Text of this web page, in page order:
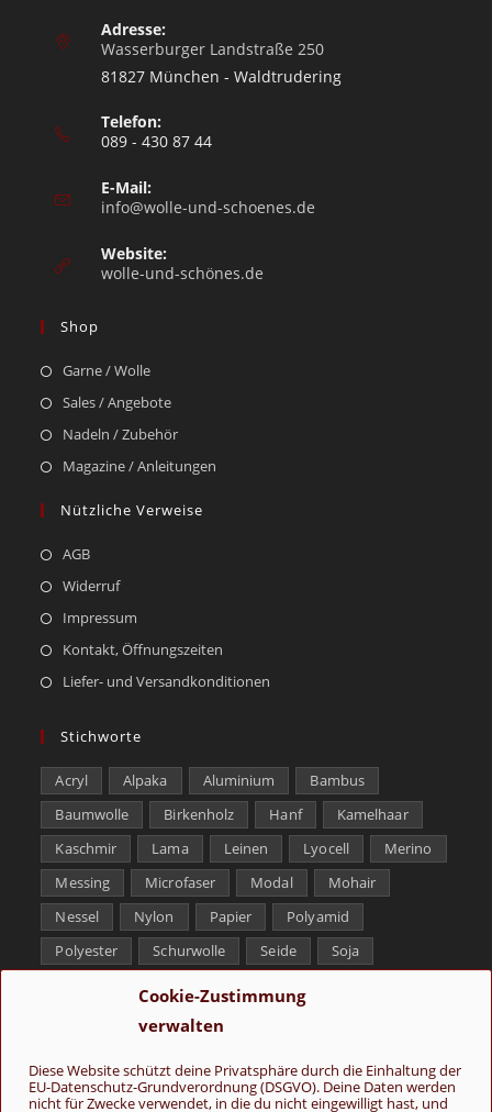
Cookie-Zustimmung
verwalten
Diese Website schützt deine Privatsphäre durch die Einhaltung der
EU-Datenschutz-Grundverordnung (DSGVO). Deine Daten werden
nicht für Zwecke verwendet, in die du nicht eingewilligt hast, und
Adresse:
Wasserburger Landstraße 250
81827 München - Waldtrudering
Telefon:
089 - 430 87 44
E-Mail:
info@wolle-und-schoenes.de
Website:
wolle-und-schönes.de
Shop
Garne / Wolle
Sales / Angebote
Nadeln / Zubehör
Magazine / Anleitungen
Nützliche Verweise
AGB
Widerruf
Impressum
Kontakt, Öffnungszeiten
Liefer- und Versandkonditionen
Stichworte
Acryl Alpaka Aluminium
Bambus
Baumwolle
Birkenholz Hanf
Kamelhaar
Kaschmir
Lama Leinen Lyocell
Merino
Messing
Microfaser Modal
Mohair
Nessel
Nylon Papier
Polyamid
Polyester
Schurwolle Seide
Soja
Tencel
Yak
Folge uns